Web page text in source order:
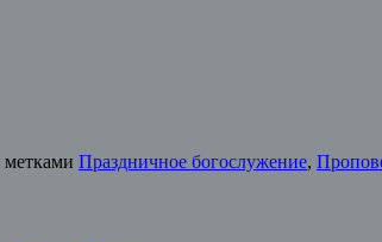
метками Праздничное богослужение,